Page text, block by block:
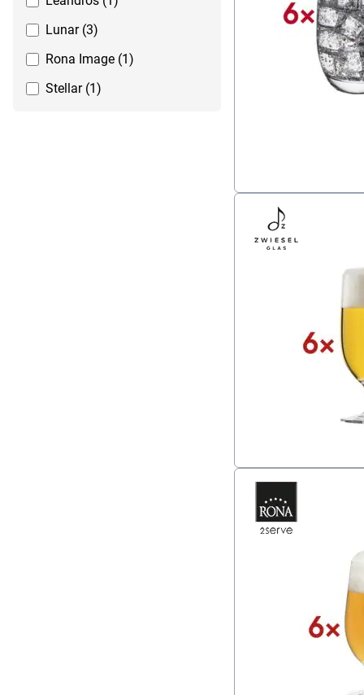
Lunar (3)
Rona Image (1)
Stellar (1)